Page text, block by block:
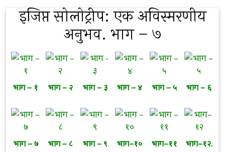
इजिप्त सोलोट्रीप: एक अविस्मरणीय
अनुभव. भाग – ७
भाग – १ भाग – २ भाग – ३ भाग – ४ भाग – ५ भाग – ६
भाग – ७ भाग – ८ भाग – ९ भाग–१० भाग–११ भाग–१२.